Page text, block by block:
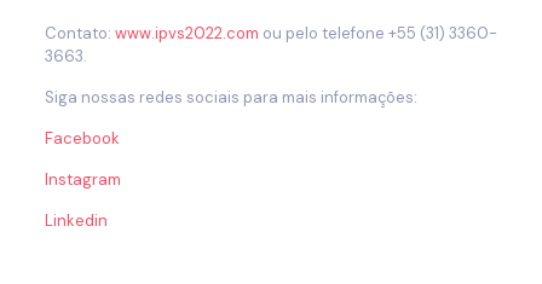
Contato: www.ipvs2022.com ou pelo telefone +55 (31) 3360-
3663.
Siga nossas redes sociais para mais informações:
Facebook
Instagram
Linkedin